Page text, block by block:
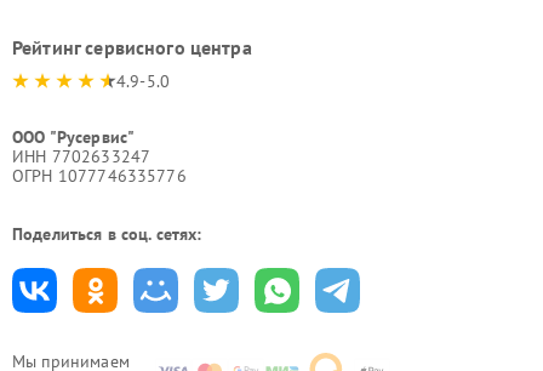
Мы принимаем
Рейтинг сервисного центра
4.9-5.0
ООО "Русервис"
ИНН 7702633247
ОГРН 1077746335776
Поделиться в соц. сетях: